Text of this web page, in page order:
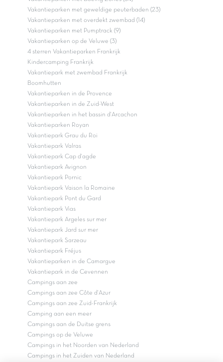
Vakantieparken met geweldige peuterbaden (23)
Vakantieparken met overdekt zwembad (14)
Vakantieparken met Pumptrack (9)
Vakantieparken op de Veluwe (3)
4 sterren Vakantieparken Frankrijk
Kindercamping Frankrijk
Vakantiepark met zwembad Frankrijk
Boomhutten
Vakantieparken in de Provence
Vakantieparken in de Zuid-West
Vakantieparken in het bassin d'Arcachon
Vakantieparken Royan
Vakantiepark Grau du Roi
Vakantiepark Valras
Vakantiepark Cap d'agde
Vakantiepark Avignon
Vakantiepark Pornic
Vakantiepark Vaison la Romaine
Vakantiepark Pont du Gard
Vakantiepark Vias
Vakantiepark Argeles sur mer
Vakantiepark Jard sur mer
Vakantiepark Sarzeau
Vakantiepark Fréjus
Vakantieparken in de Camargue
Vakantiepark in de Cevennen
Campings aan zee
Campings aan zee Côte d'Azur
Campings aan zee Zuid-Frankrijk
Camping aan een meer
Campings aan de Duitse grens
Campings op de Veluwe
Campings in het Noorden van Nederland
Campings in het Zuiden van Nederland